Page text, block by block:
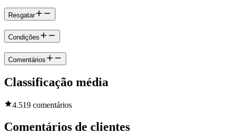
Resgatar
Condições
Comentários
Classificação média
4.519 comentários
Comentários de clientes